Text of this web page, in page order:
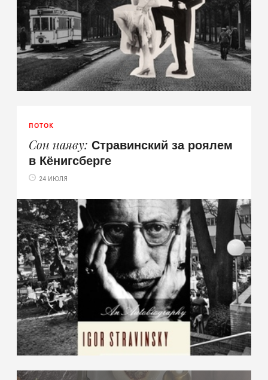
ПОТОК
Сон наяву Стравинский за роялем
в Кёнигсберге
24 ИЮЛЯ